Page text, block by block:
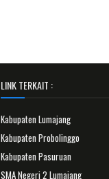
LINK TERKAIT :
Kabupaten Lumajang
Kabupaten Probolinggo
Kabupaten Pasuruan
SMA Negeri 2 Lumajang